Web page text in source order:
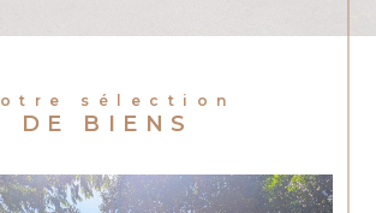
Margaux Level, Gérante
Notre sélection
DE BIENS